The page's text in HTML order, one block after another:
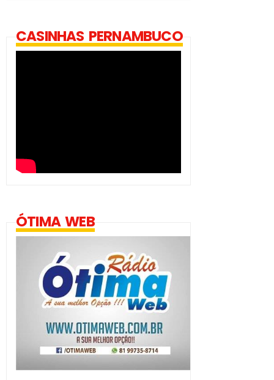
CASINHAS PERNAMBUCO
ÓTIMA WEB